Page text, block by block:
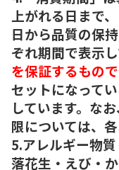
上がれる日まで
日から品質の保
ぞれ期間で表示し
を保証するもの
セットになって
しています。な
限については、
5.アレルギー物
落花生・えび・